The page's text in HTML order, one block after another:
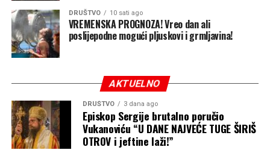
Uopšteno gledano, trenutni sezonski obrazac nije
naročito povoljan za obilnije količine snijega u većem
dijelu Evrope. Veći potencijal za snijeg očekuje se na
sjeveru i sjeveroistoku kontinenta, te u višim planinskim
Sezonska prognoza, ipak, prikazuje samo preovlađujući
obrazac tokom nekoliko mjeseci. Blaža zima u prosjeku
ne isključuje pojedinačne snažne prodore hladnoće,
snježne oluje ili kraće periode izrazito zimskog vremena.
DRUŠTVO 10 sati ago
VREMENSKA PROGNOZA! Vreo dan ali
poslijepodne mogući pljuskovi i grmljavina!
AKTUELNO
DRUŠTVO 3 dana ago
Episkop Sergije brutalno poručio
Vukanoviću “U DANE NAJVEĆE TUGE ŠIRIŠ
OTROV i jeftine laži!”